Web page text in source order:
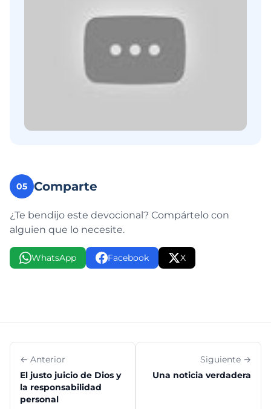
05 Comparte
¿Te bendijo este devocional? Compártelo con
alguien que lo necesite.
WhatsApp Facebook X
← Anterior
El justo juicio de Dios y
la responsabilidad
personal
Siguiente →
Una noticia verdadera